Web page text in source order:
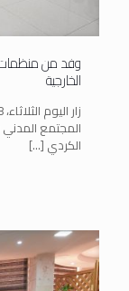
وفد من منظمات
الخارجية
المجتمع
الكردي […]